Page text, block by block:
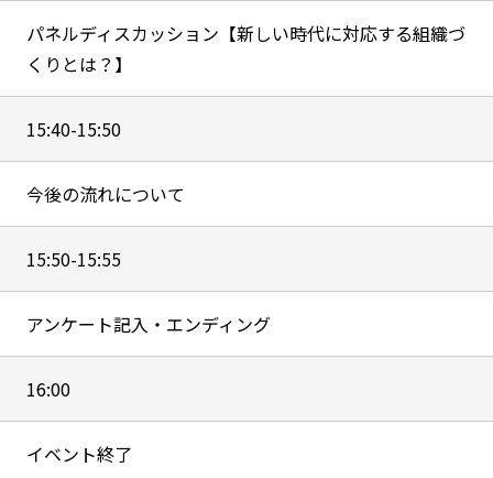
パネルディスカッション【新しい時代に対応する組織づ
くりとは？】
15:40-15:50
今後の流れについて
15:50-15:55
アンケート記入・エンディング
16:00
イベント終了